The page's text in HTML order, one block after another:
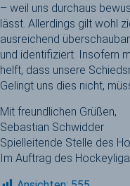
– weil uns durchaus
lässt. Allerdings gilt wohl
ausreichend
und identifiziert. Insofern
helft, dass unsere
Gelingt uns dies nicht,
Mit freundlichen Grüßen,
Sebastian Schwidder
Spielleitende Stelle des
Im Auftrag des